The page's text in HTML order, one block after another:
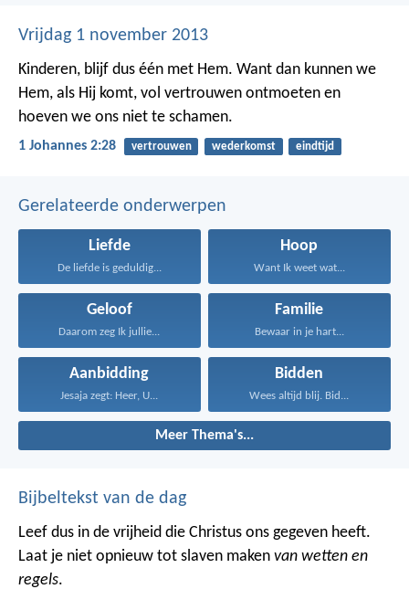
Vrijdag 1 november 2013
Kinderen, blijf dus één met Hem. Want dan kunnen we
Hem, als Hij komt, vol vertrouwen ontmoeten en
hoeven we ons niet te schamen.
1 Johannes 2:28 vertrouwen wederkomst eindtijd
Gerelateerde onderwerpen
Liefde
De liefde is geduldig...
Hoop
Want Ik weet wat...
Geloof
Daarom zeg Ik jullie...
Familie
Bewaar in je hart...
Aanbidding
Jesaja zegt: Heer, U...
Bidden
Wees altijd blij. Bid...
Meer Thema's...
Bijbeltekst van de dag
Leef dus in de vrijheid die Christus ons gegeven heeft.
Laat je niet opnieuw tot slaven maken van wetten en
regels.